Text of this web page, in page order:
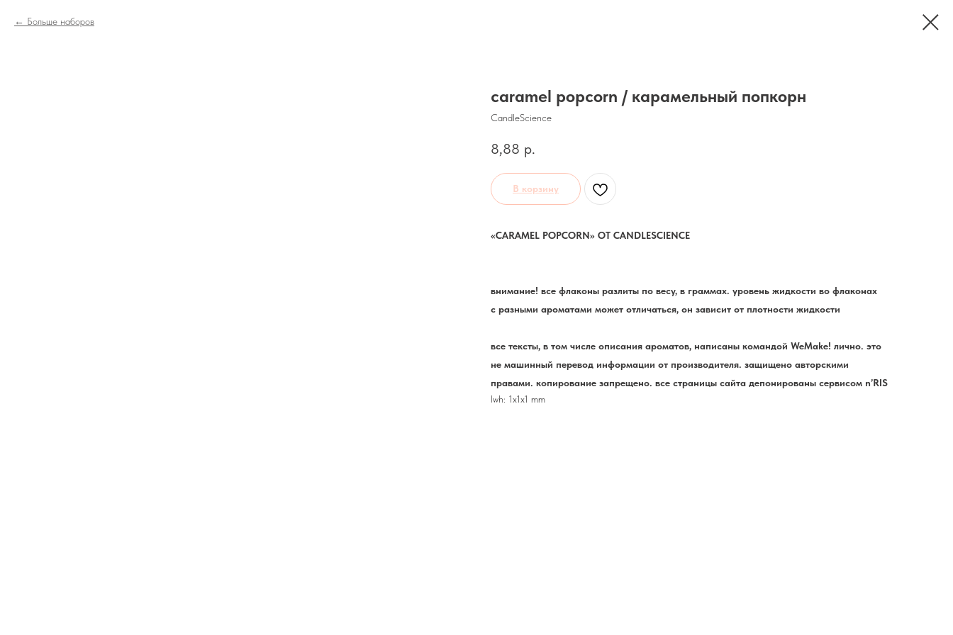
Больше наборов
caramel popcorn / карамельный попкорн
CandleScience
8,88 р.
В корзину
«CARAMEL POPCORN» ОТ CANDLESCIENCE
внимание! все флаконы разлиты по весу, в граммах. уровень жидкости во флаконах
с разными ароматами может отличаться, он зависит от плотности жидкости
все тексты, в том числе описания ароматов, написаны командой WeMake! лично. это
не машинный перевод информации от производителя. защищено авторскими
правами. копирование запрещено. все страницы сайта депонированы сервисом n’RIS
lwh: 1x1x1 mm